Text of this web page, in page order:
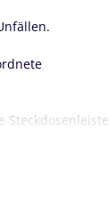
Steckdosenleiste